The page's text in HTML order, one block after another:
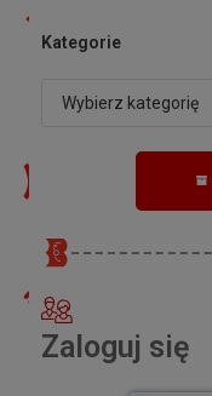
Kategorie
Zaloguj się